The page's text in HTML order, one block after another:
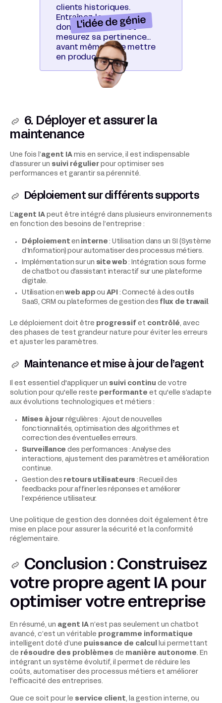
clients historiques.
Entraînez-le avec vos
données passées et
mesurez sa pertinence…
avant même de le mettre
en production.
L'idée de génie
6. Déployer et assurer la
maintenance
Une fois l’agent IA mis en service, il est indispensable
d’assurer un suivi régulier pour optimiser ses
performances et garantir sa pérennité.
Déploiement sur différents supports
L’agent IA peut être intégré dans plusieurs environnements
en fonction des besoins de l’entreprise :
Déploiement en interne : Utilisation dans un SI (Système
d’Information) pour automatiser des processus métiers.
Implémentation sur un site web : Intégration sous forme
de chatbot ou d’assistant interactif sur une plateforme
digitale.
Utilisation enweb appou API
: Connecté à des outils
SaaS, CRM ou plateformes de gestion des flux de travail.
Le déploiement doit être progressif et contrôlé, avec
des phases de test grandeur nature pour éviter les erreurs
et ajuster les paramètres.
Maintenance et mise à jour de l’agent
Il est essentiel d'appliquer un suivi continu de votre
solution pour qu'elle reste performante et qu'elle s’adapte
aux évolutions technologiques et métiers :
Mises à jour régulières : Ajout de nouvelles
fonctionnalités, optimisation des algorithmes et
correction des éventuelles erreurs.
Surveillance des performances : Analyse des
interactions, ajustement des paramètres et amélioration
continue.
Gestion des retours utilisateurs : Recueil des
feedbacks pour affiner les réponses et améliorer
l’expérience utilisateur.
Une politique de gestion des données doit également être
mise en place pour assurer la sécurité et la conformité
réglementaire.
Conclusion : Construisez
votre propre agent IApour
optimiser votre entreprise
En résumé, un agent IA n’est pas seulement un chatbot
avancé, c’est un véritable programme informatique
intelligent doté d’une puissance de calcul
lui permettant
de résoudre des problèmes de manière autonome. En
intégrant un système évolutif, il permet de réduire les
coûts, automatiser des processus métiers et améliorer
l’efficacité des entreprises.
Que ce soit pour le service client, la gestion interne, ou